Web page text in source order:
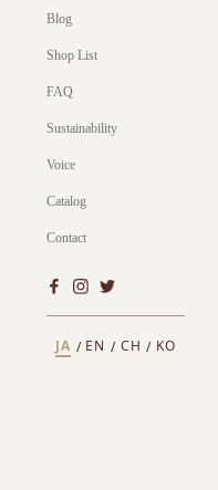
Blog
Shop List
FAQ
Sustainability
Voice
Catalog
Contact
JA EN CH KO